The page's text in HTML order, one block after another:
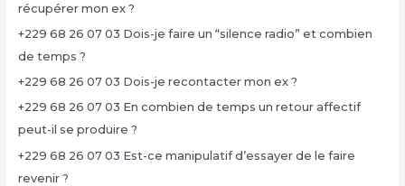
récupérer mon ex ?
+229 68 26 07 03 Dois-je faire un “silence radio” et combien
de temps ?
+229 68 26 07 03 Dois-je recontacter mon ex ?
+229 68 26 07 03 En combien de temps un retour affectif
peut-il se produire ?
+229 68 26 07 03 Est-ce manipulatif d’essayer de le faire
revenir ?